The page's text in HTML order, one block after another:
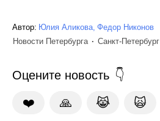
Автор: Юлия Аликова Федор Никонов
Новости Петербурга
Санкт-Петербург
Оцените новость
❤️ 🙏 😹 🙀